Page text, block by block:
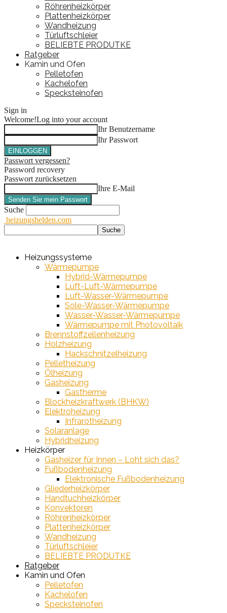
Röhrenheizkörper
Plattenheizkörper
Wandheizung
Türluftschleier
BELIEBTE PRODUTKE
Ratgeber
Kamin und Ofen
Pelletofen
Kachelofen
Specksteinofen
Sign in
Welcome!Log into your account
Ihr Benutzername
Ihr Passwort
Passwort vergessen?
Password recovery
Passwort zurücksetzen
Ihre E-Mail
Suche
heizungshelden.com
Heizungssysteme
Wärmepumpe
Hybrid-Wärmepumpe
Luft-Luft-Wärmepumpe
Luft-Wasser-Wärmepumpe
Sole-Wasser-Wärmepumpe
Wasser-Wasser-Wärmepumpe
Wärmepumpe mit Photovoltaik
Brennstoffzellenheizung
Holzheizung
Hackschnitzelheizung
Pelletheizung
Ölheizung
Gasheizung
Gastherme
Blockheizkraftwerk (BHKW)
Elektroheizung
Infrarotheizung
Solaranlage
Hybridheizung
Heizkörper
Gasheizer für Innen – Loht sich das?
Fußbodenheizung
Elektronische Fußbodenheizung
Gliederheizkörper
Handtuchheizkörper
Konvektoren
Röhrenheizkörper
Plattenheizkörper
Wandheizung
Türluftschleier
BELIEBTE PRODUTKE
Ratgeber
Kamin und Ofen
Pelletofen
Kachelofen
Specksteinofen